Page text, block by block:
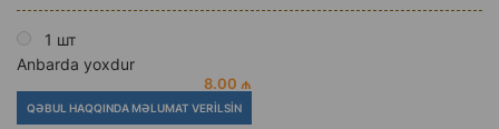
1 шт
Anbarda yoxdur
8.00 ₼
QƏBUL HAQQINDA MƏLUMAT VERILSIN